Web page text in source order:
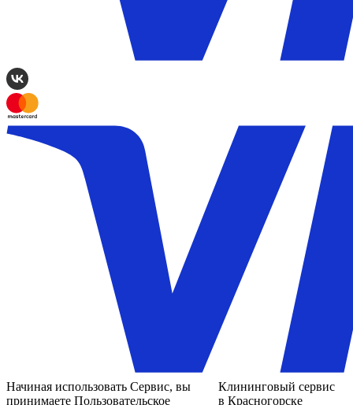
Начиная использовать Сервис, вы
принимаете Пользовательское
Клининговый сервис
в Красногорске